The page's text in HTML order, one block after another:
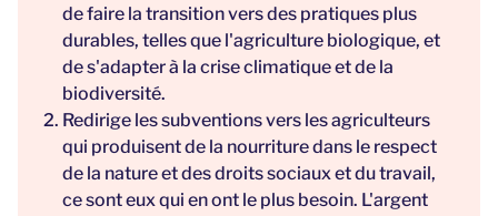
de faire la transition vers des pratiques plus
durables, telles que l'agriculture biologique, et
de s'adapter à la crise climatique et de la
biodiversité.
Redirige les subventions vers les agriculteurs
qui produisent de la nourriture dans le respect
de la nature et des droits sociaux et du travail,
ce sont eux qui en ont le plus besoin. L'argent